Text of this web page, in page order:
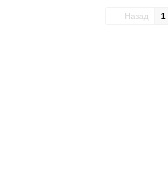
Назад 1